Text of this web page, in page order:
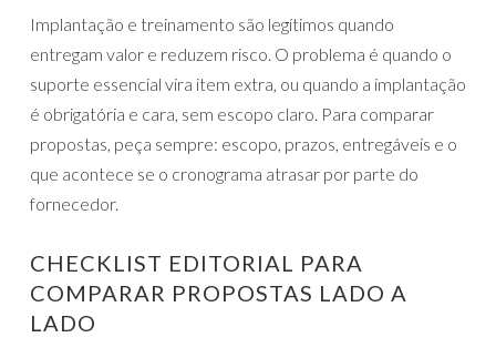
Implantação e treinamento são legítimos quando
entregam valor e reduzem risco. O problema é quando o
suporte essencial vira item extra, ou quando a implantação
é obrigatória e cara, sem escopo claro. Para comparar
propostas, peça sempre: escopo, prazos, entregáveis e o
que acontece se o cronograma atrasar por parte do
fornecedor.
CHECKLIST EDITORIAL PARA
COMPARAR PROPOSTAS LADO A
LADO